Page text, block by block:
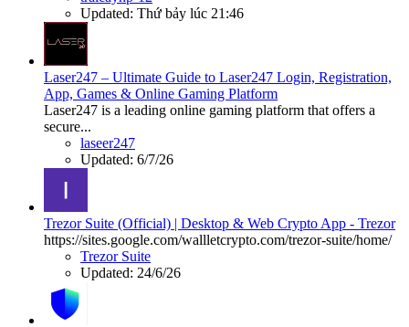
Updated: Thứ bảy lúc 21:46
Laser247 – Ultimate Guide to Laser247 Login, Registration,
App, Games & Online Gaming Platform
Laser247 is a leading online gaming platform that offers a
secure...
laseer247
Updated: 6/7/26
Trezor Suite (Official) | Desktop & Web Crypto App - Trezor
https://sites.google.com/wallletcrypto.com/trezor-suite/home/
Trezor Suite
Updated: 24/6/26